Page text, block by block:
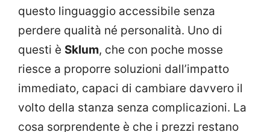
questo linguaggio accessibile senza
perdere qualità né personalità. Uno di
questi è Sklum, che con poche mosse
riesce a proporre soluzioni dall’impatto
immediato, capaci di cambiare davvero il
volto della stanza senza complicazioni. La
cosa sorprendente è che i prezzi restano